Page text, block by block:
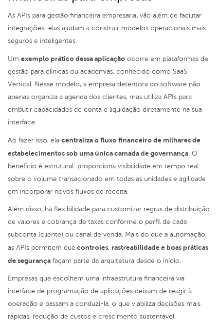
As APIs para gestão financeira empresarial vão além de facilitar
integrações; elas ajudam a construir modelos operacionais mais
seguros e inteligentes.
Um exemplo prático dessa aplicação ocorre em plataformas de
gestão para clínicas ou academias, conhecido como SaaS
Vertical. Nesse modelo, a empresa detentora do software não
apenas organiza a agenda dos clientes, mas utiliza APIs para
embutir capacidades de conta e liquidação diretamente na sua
interface.
Ao fazer isso, ela centraliza o fluxo financeiro de milhares de
estabelecimentos sob uma única camada de governança. O
benefício é estrutural: proporciona visibilidade em tempo real
sobre o volume transacionado em todas as unidades e agilidade
em incorporar novos fluxos de receita.
Além disso, há flexibilidade para customizar regras de distribuição
de valores e cobrança de taxas conforme o perfil de cada
subconta (cliente) ou canal de venda. Mais do que a automação,
as APIs permitem que controles, rastreabilidade e boas práticas
de segurança façam parte da arquitetura desde o início.
Empresas que escolhem uma infraestrutura financeira via
interface de programação de aplicações deixam de reagir à
operação e passam a conduzi-la, o que viabiliza decisões mais
rápidas, redução de custos e crescimento sustentável.